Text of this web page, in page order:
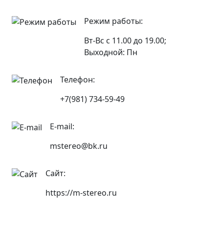
Режим работы:
Вт-Вс с 11.00 до 19.00;
Выходной: Пн
Телефон:
+7(981) 734-59-49
E-mail:
mstereo@bk.ru
Сайт:
https://m-stereo.ru